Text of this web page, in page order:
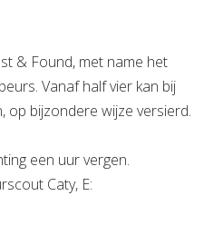
& Found, met name het
Vanaf half vier kan bij
op bijzondere wijze versierd.
een uur vergen.
Caty, E: